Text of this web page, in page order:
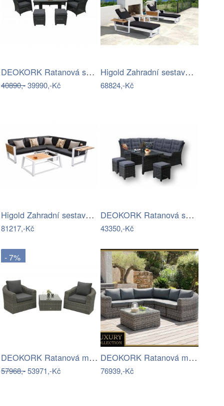
DEOKORK Ratanová sestava PAOLA antracit…
40890,-39990,-Kč
Higold Zahradní sestava HIGOLD - York…
68824,-Kč
Higold Zahradní sestava HIGOLD - York…
81217,-Kč
DEOKORK Ratanová sestava DAKOTA …
43350,-Kč
- 7%
DEOKORK Ratanová modulová sestava…
57968,-53971,-Kč
DEOKORK Ratanová modulová sestava…
76939,-Kč